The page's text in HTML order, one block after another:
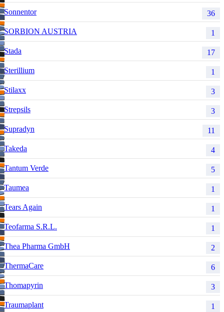
Sonnentor 36
SORBION AUSTRIA 1
Stada 17
Sterillium 1
Stilaxx 3
Strepsils 3
Supradyn 11
Takeda 4
Tantum Verde 5
Taumea 1
Tears Again 1
Teofarma S.R.L. 1
Thea Pharma GmbH 2
ThermaCare 6
Thomapyrin 3
Traumaplant 1